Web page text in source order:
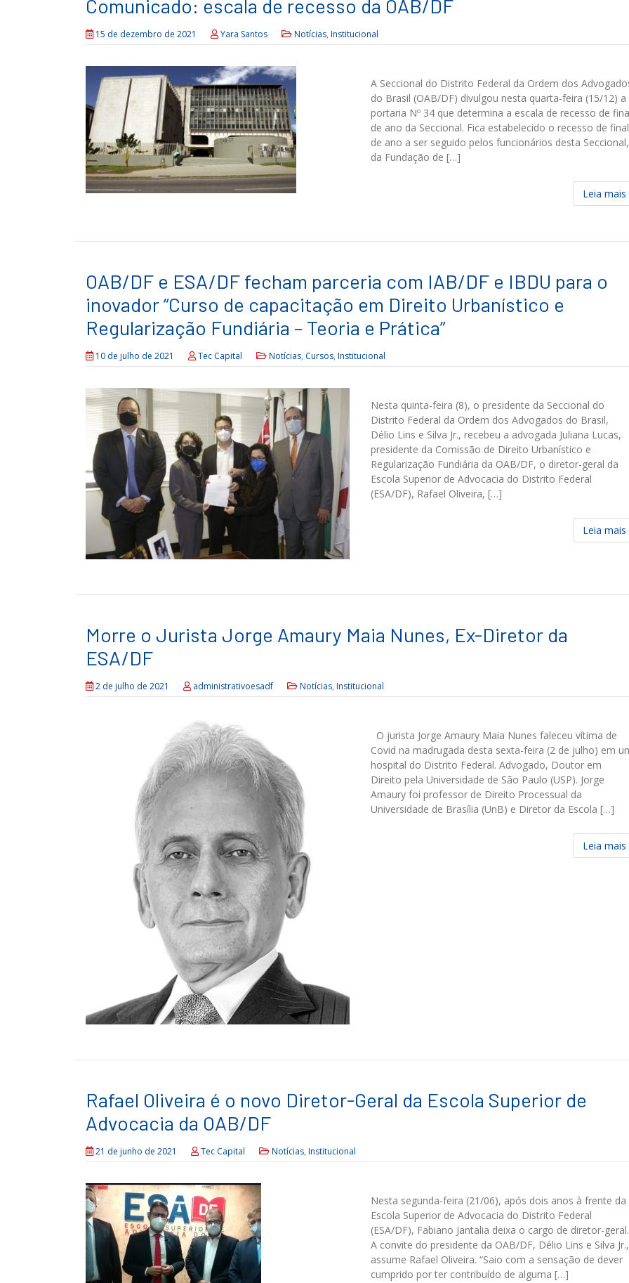
Comunicado: escala de recesso da OAB/DF
15 de dezembro de 2021 Yara Santos Notícias, Institucional
A Seccional do Distrito Federal da Ordem dos
do Brasil (OAB/DF) divulgou nesta quarta-feira (15/12) a
portaria Nº 34 que determina a escala de recesso de
de ano da Seccional. Fica estabelecido o recesso de final
de ano a ser seguido pelos funcionários desta Seccional,
da Fundação de […]
Leia mais
OAB/DF e ESA/DF fecham parceria com IAB/DF e IBDU para o
inovador “Curso de capacitação em Direito Urbanístico e
Regularização Fundiária – Teoria e Prática”
10 de julho de 2021 Tec Capital Notícias, Cursos, Institucional
Nesta quinta-feira (8), o presidente da Seccional do
Distrito Federal da Ordem dos Advogados do Brasil,
Délio Lins e Silva Jr., recebeu a advogada Juliana Lucas,
presidente da Comissão de Direito Urbanístico e
Regularização Fundiária da OAB/DF, o diretor-geral da
Escola Superior de Advocacia do Distrito Federal
(ESA/DF), Rafael Oliveira, […]
Leia mais
Morre o Jurista Jorge Amaury Maia Nunes, Ex-Diretor da
ESA/DF
2 de julho de 2021 administrativoesadf Notícias, Institucional
O jurista Jorge Amaury Maia Nunes faleceu vítima de
Covid na madrugada desta sexta-feira (2 de julho) em
hospital do Distrito Federal. Advogado, Doutor em
Direito pela Universidade de São Paulo (USP). Jorge
Amaury foi professor de Direito Processual da
Universidade de Brasília (UnB) e Diretor da Escola […]
Leia mais
Rafael Oliveira é o novo Diretor-Geral da Escola Superior de
Advocacia da OAB/DF
21 de junho de 2021 Tec Capital Notícias, Institucional
Nesta segunda-feira (21/06), após dois anos à frente da
Escola Superior de Advocacia do Distrito Federal
(ESA/DF), Fabiano Jantalia deixa o cargo de diretor-geral.
A convite do presidente da OAB/DF, Délio Lins e Silva Jr.,
assume Rafael Oliveira. “Saio com a sensação de dever
cumprido por ter contribuído de alguma […]